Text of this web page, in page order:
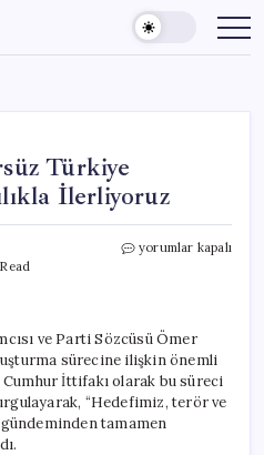
Türkiye
İlerliyoruz
Ömer
Kararlılıkla
İlerliyoruz
için
yorumlar kapalı
ve Parti Sözcüsü Ömer
sürecine ilişkin önemli
İttifakı olarak bu süreci
“Hedefimiz, terör ve
tamamen